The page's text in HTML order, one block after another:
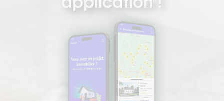
application !